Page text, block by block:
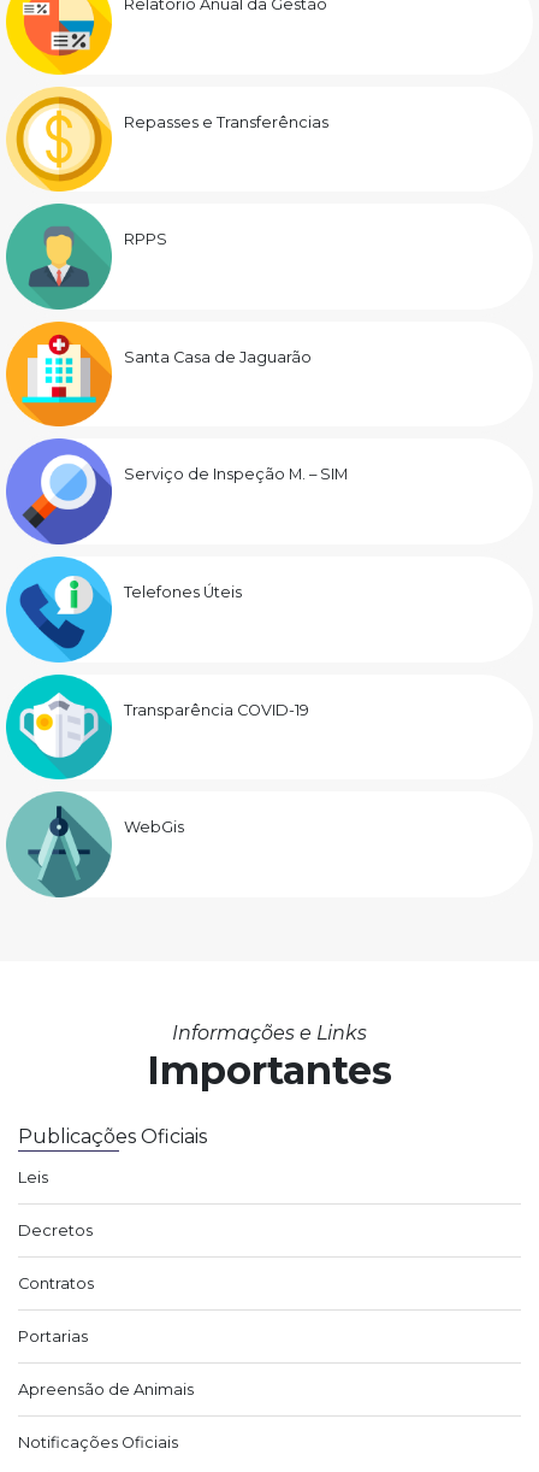
Relatório Anual da Gestão
Repasses e Transferências
RPPS
Santa Casa de Jaguarão
Serviço de Inspeção M. – SIM
Telefones Úteis
Transparência COVID-19
WebGis
Informações e Links
Importantes
Publicações Oficiais
Leis
Decretos
Contratos
Portarias
Apreensão de Animais
Notificações Oficiais